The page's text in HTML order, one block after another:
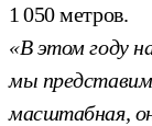
1 050 метров.
«В этом году
мы представим
масштабная,